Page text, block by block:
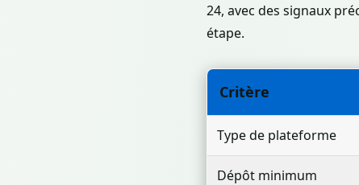
24, avec des signaux
étape.
Critère
Type de plateforme
Dépôt minimum